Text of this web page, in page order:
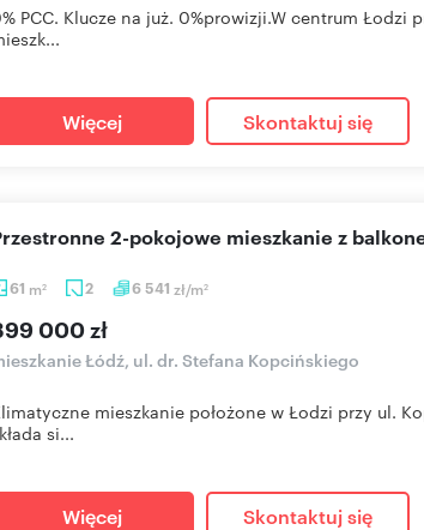
PCC. Klucze na już. 0%prowizji.W centrum Łodzi
Więcej Skontaktuj się
61 m2 2 6 541 zł/m2
Przestronne 2-pokojowe mieszkanie z
000 zł
Łódź, ul. dr. Stefana Kopcińskiego
mieszkanie położone w Łodzi przy ul.
si...
Więcej Skontaktuj się